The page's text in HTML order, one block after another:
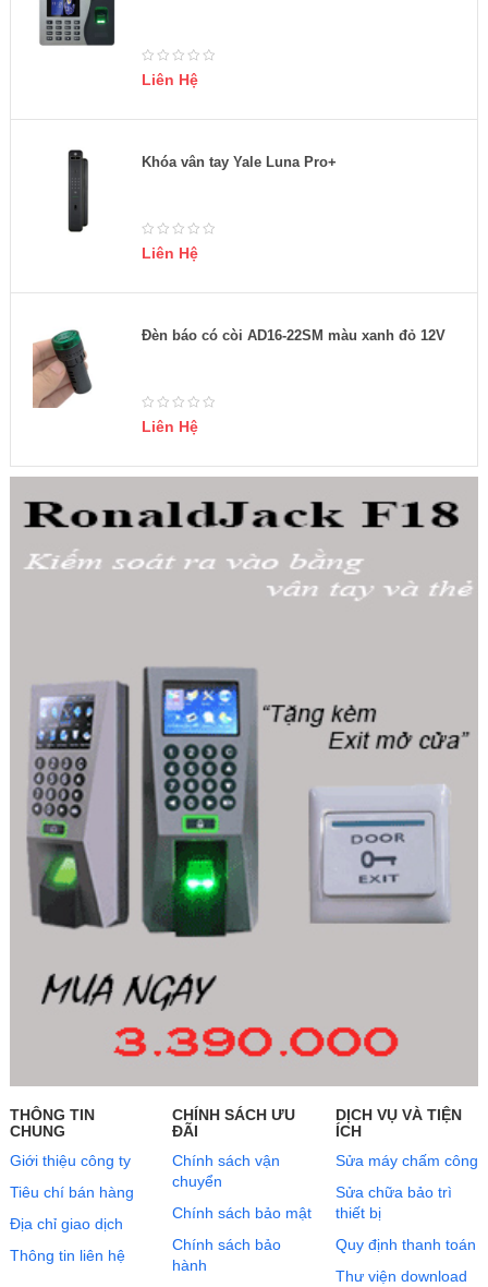
Liên Hệ
Khóa vân tay Yale Luna Pro+
Liên Hệ
Đèn báo có còi AD16-22SM màu xanh đỏ 12V
Liên Hệ
THÔNG TIN
CHUNG
Giới thiệu công ty
Tiêu chí bán hàng
Địa chỉ giao dịch
Thông tin liên hệ
CHÍNH SÁCH ƯU
ĐÃI
Chính sách vận
chuyển
Chính sách bảo mật
Chính sách bảo
hành
DỊCH VỤ VÀ TIỆN
ÍCH
Sửa máy chấm công
Sửa chữa bảo trì
thiết bị
Quy định thanh toán
Thư viện download